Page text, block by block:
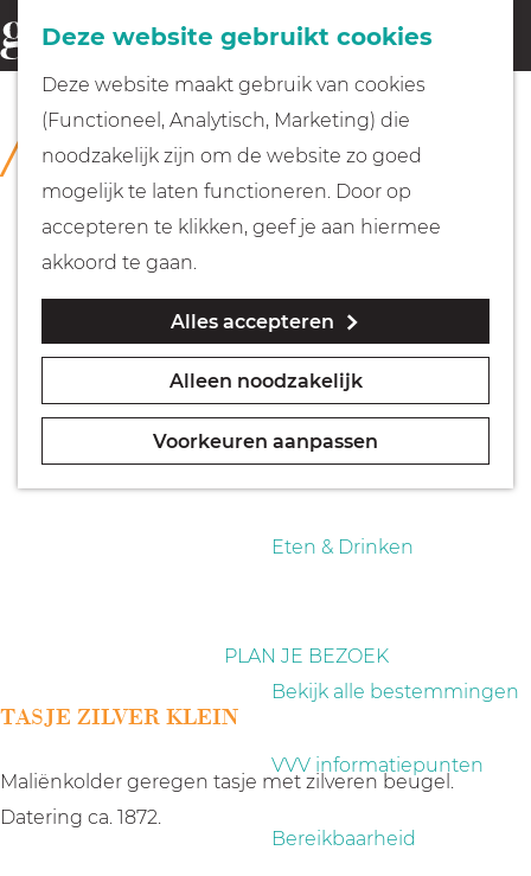
Deze website gebruikt cookies
Deze website maakt gebruik van cookies
(Functioneel, Analytisch, Marketing) die
noodzakelijk zijn om de website zo goed
mogelijk te laten functioneren. Door op
accepteren te klikken, geef je aan hiermee
akkoord te gaan.
Alles accepteren
Alleen noodzakelijk
Voorkeuren aanpassen
G
a
Fietsen
Wandelen
Geocachen
Naar het museum
Eten & Drinken
PLAN JE BEZOEK
Bekijk alle bestemmingen
VVV informatiepunten
Bereikbaarheid
o
e
k
e
n
COLLECTIE
Huizer Museum
TASJE ZILVER KLEIN
Maliënkolder geregen tasje met zilveren beugel.
Datering ca. 1872.